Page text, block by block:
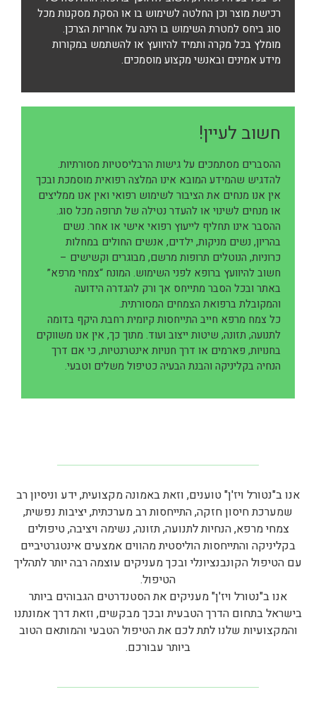
רכישת מוצר וכן החלטה לשימוש בו או הסקת מסקנות מכל
סוג ביחס למטרת השימוש בו הינה על אחריות הצרכן.
מומלץ בכל מקרה ותמיד להיוועץ או להשתמש במקורות
מידע אמינים ובאנשי מקצוע מוסמכים.
חשוב לעיין!
ההסברים מסתמכים על גישות הרבליסטיות מסורתיות.
להדגיש שהמידע המובא אינו המלצה רפואית מוסמכת ובכך
אין אנו מנחים את הציבור לשימוש רפואי ואין אנו ממליצים
או מנחים לשינוי או להעדר נטילה של תרופה מכל סוג.
ההסבר אינו תחליף לייעוץ רפואי אישי או אחר. נשים
בהריון, נשים מניקות, ילדים, אנשים החולים במחלות
כרוניות, הנוטלים תרופות מרשם, מבוגרים וקשישים –
חשוב להיוועץ ברופא לפני השימוש. המונח “צמחי מרפא”
באתר ובכל הסבר מתייחס אך ורק להגדרה הידועה
והמקובלת ברפואת הצמחים המסורתית.
כל צמח מרפא חייב התייחסות קיומית רחבת היקף בדומה
לתנועה, תזונה, שיטות ייצוב ועוד. מתוך כך, אין אנו משווקים
בחנויות, פארמים או דרך חנויות אינטרנטיות, כי אם דרך
הנחיה בקליניקה והבנת הבעיה כטיפול משלים וטבעי.
אנו ב"נטורל ויז'ן" טוענים, וזאת באמונה מקצועית, ידע וניסיון רב
שמערכת חיסון חזקה, התייחסות רב מערכתית, יציבות נפשית,
צמחי מרפא, הנחיות לתנועה, תזונה, נשימה ויציבה, טיפולים
בקליניקה והתייחסות הוליסטית מהווים אמצעים אינטגרטיביים
עם הטיפול הקונבנציונלי ובכך מעניקים עוצמה רבה יותר לתהליך
הטיפול.
אנו ב"נטורל ויז'ן" מעניקים את הסטנדרטים הגבוהים ביותר
בישראל בתחום הדרך הטבעית ובכך מבקשים, וזאת דרך אמונתנו
והמקצועיות שלנו לתת לכם את הטיפול הטבעי והמותאם הטוב
ביותר עבורכם.